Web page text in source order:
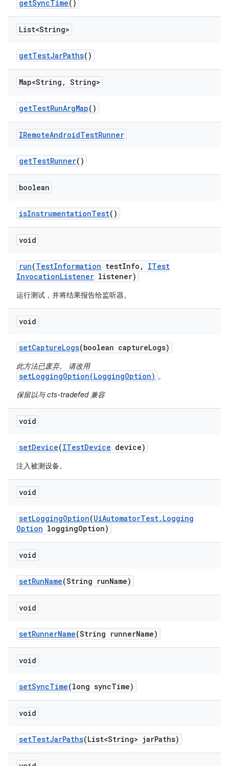
getSyncTime()
List<String>
getTestJarPaths()
Map<String , String>
getTestRunArgMap()
IRemoteAndroidTestRunner
getTestRunner()
boolean
isInstrumentationTest()
void
run(TestInformation testInfo ,
ITest
InvocationListener listener)
运行测试，并将结果报告给监听器。
void
setCaptureLogs(boolean captureLogs)
此方法已废弃。 请改用
setLoggingOption(LoggingOption) 。
保留以与 cts-tradefed 兼容
void
setDevice(ITestDevice device)
注入被测设备。
void
setLoggingOption(UiAutomatorTest. Logging
Option loggingOption)
void
setRunName(String runName)
void
setRunnerName(String runnerName)
void
setSyncTime(long syncTime)
void
setTestJarPaths(List<String> jarPaths)